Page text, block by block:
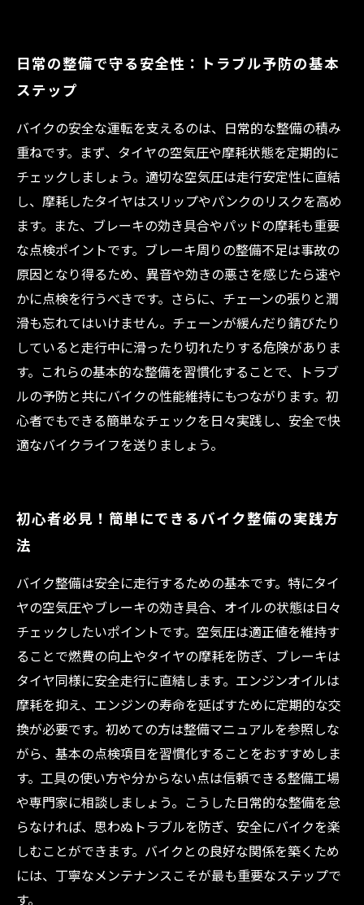
日常の整備で守る安全性：トラブル予防の基本
ステップ
バイクの安全な運転を支えるのは、日常的な整備の積み
重ねです。まず、タイヤの空気圧や摩耗状態を定期的に
チェックしましょう。適切な空気圧は走行安定性に直結
し、摩耗したタイヤはスリップやパンクのリスクを高め
ます。また、ブレーキの効き具合やパッドの摩耗も重要
な点検ポイントです。ブレーキ周りの整備不足は事故の
原因となり得るため、異音や効きの悪さを感じたら速や
かに点検を行うべきです。さらに、チェーンの張りと潤
滑も忘れてはいけません。チェーンが緩んだり錆びたり
していると走行中に滑ったり切れたりする危険がありま
す。これらの基本的な整備を習慣化することで、トラブ
ルの予防と共にバイクの性能維持にもつながります。初
心者でもできる簡単なチェックを日々実践し、安全で快
適なバイクライフを送りましょう。
初心者必見！簡単にできるバイク整備の実践方
法
バイク整備は安全に走行するための基本です。特にタイ
ヤの空気圧やブレーキの効き具合、オイルの状態は日々
チェックしたいポイントです。空気圧は適正値を維持す
ることで燃費の向上やタイヤの摩耗を防ぎ、ブレーキは
タイヤ同様に安全走行に直結します。エンジンオイルは
摩耗を抑え、エンジンの寿命を延ばすために定期的な交
換が必要です。初めての方は整備マニュアルを参照しな
がら、基本の点検項目を習慣化することをおすすめしま
す。工具の使い方や分からない点は信頼できる整備工場
や専門家に相談しましょう。こうした日常的な整備を怠
らなければ、思わぬトラブルを防ぎ、安全にバイクを楽
しむことができます。バイクとの良好な関係を築くため
には、丁寧なメンテナンスこそが最も重要なステップで
す。